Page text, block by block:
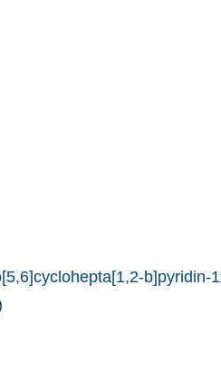
b]pyridin-